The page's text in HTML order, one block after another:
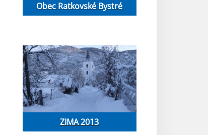
Obec Ratkovské Bystré
ZIMA 2013